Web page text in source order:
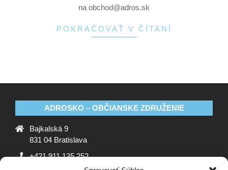
na obchod@adros.sk
POKRAČOVAŤ V ČÍTANÍ
ADROSKO – OBČIANSKE ZDRUŽENIE
Bajkalská 9
831 04 Bratislava
+421 911 135 252